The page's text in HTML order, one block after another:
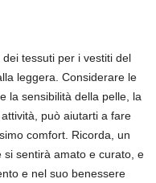
tessuti per i vestiti del
leggera. Considerare le
la sensibilità della pelle, la
può aiutarti a fare
comfort. Ricorda, un
sentirà amato e curato, e
e nel suo benessere